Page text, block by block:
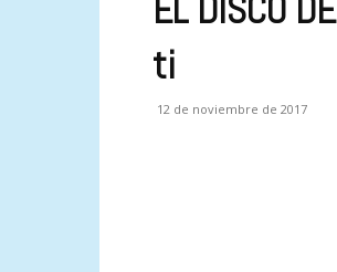
EL DISCO
ti
12 de noviembre de 2017